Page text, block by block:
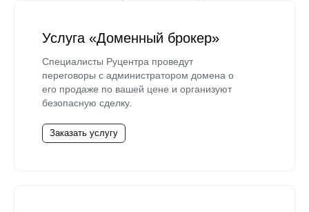
Услуга «Доменный брокер»
Специалисты Руцентра проведут
переговоры с администратором домена о
его продаже по вашей цене и организуют
безопасную сделку.
Заказать услугу